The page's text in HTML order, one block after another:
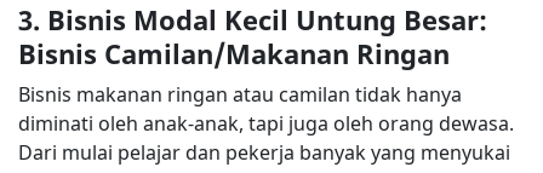
3. Bisnis Modal Kecil Untung Besar:
Bisnis Camilan/Makanan Ringan
Bisnis makanan ringan atau camilan tidak hanya
diminati oleh anak-anak, tapi juga oleh orang dewasa.
Dari mulai pelajar dan pekerja banyak yang menyukai